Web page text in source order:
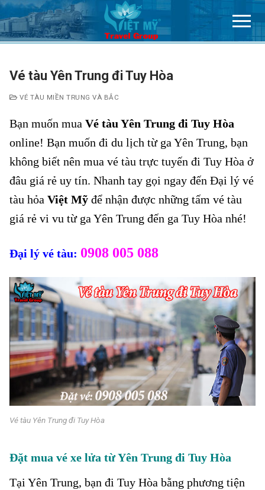
Chuyển
đến
nội
Vé tàu Yên Trung đi Tuy Hòa
VÉ TÀU MIỀN TRUNG VÀ BẮC
Bạn muốn mua Vé tàu Yên Trung đi Tuy Hòa
online! Bạn muốn đi du lịch từ ga Yên Trung, bạn
không biết nên mua vé tàu trực tuyến đi Tuy Hòa ở
đâu giá rẻ uy tín. Nhanh tay gọi ngay đến Đại lý vé
tàu hỏa Việt Mỹ để nhận được những tấm vé tàu
giá rẻ vi vu từ ga Yên Trung đến ga Tuy Hòa nhé!
Đại lý vé tàu: 0908 005 088
Vé tàu Yên Trung đi Tuy Hòa
Đặt mua vé xe lửa từ Yên Trung đi Tuy Hòa
Tại Yên Trung, bạn đi Tuy Hòa bằng phương tiện